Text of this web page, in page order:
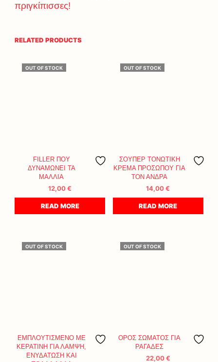
πριγκίπισσες!
RELATED PRODUCTS
OUT OF STOCK
FILLER ΠΟΥ
ΔΥΝΑΜΩΝΕΙ ΤΑ
ΜΑΛΛΙΑ
12,00€
READ MORE
OUT OF STOCK
ΣΟΥΠΕΡ ΤΟΝΩΤΙΚΗ
ΚΡΕΜΑ ΠΡΟΣΩΠΟΥ ΓΙΑ
ΤΟΝ ΑΝΔΡΑ
14,00€
READ MORE
OUT OF STOCK
ΕΜΠΛΟΥΤΙΣΜΕΝΟ ΜΕ
ΚΕΡΑΤΙΝΗ ΓΙΑ ΛΑΜΨΗ,
ΕΝΥΔΑΤΩΣΗ ΚΑΙ
OUT OF STOCK
ΟΡΟΣ ΣΩΜΑΤΟΣ ΓΙΑ
ΡΑΓΑΔΕΣ
22,00€